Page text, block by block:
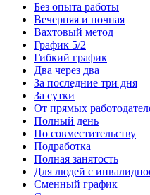
Без опыта работы
Вечерняя и ночная
Вахтовый метод
График 5/2
Гибкий график
Два через два
За последние три дня
За сутки
От прямых
Полный день
По совместительству
Подработка
Полная занятость
Для людей с
Сменный график